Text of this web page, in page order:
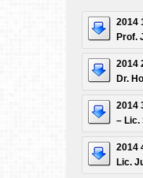
2014
Prof.
2014
Dr.
2014
– Lic.
2014
Lic.